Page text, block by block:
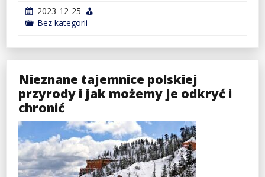
2023-12-25
Bez kategorii
Nieznane tajemnice polskiej
przyrody i jak możemy je odkryć i
chronić